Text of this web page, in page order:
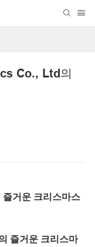
Co., Ltd의
즐거운 크리스마스